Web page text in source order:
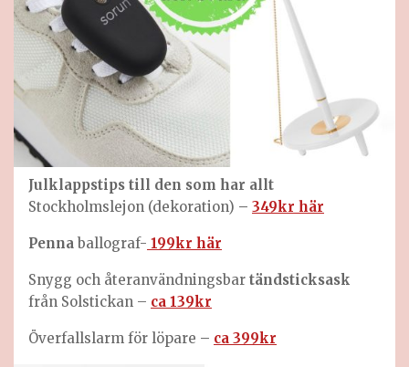
Julklappstips till den som har allt
Stockholmslejon (dekoration) – 349kr här
Penna ballograf- 199kr här
Snygg och återanvändningsbar tändsticksask
från Solstickan – ca 139kr
Överfallslarm för löpare – ca 399kr